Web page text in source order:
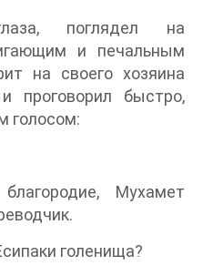
поглядел на
и печальным
на своего хозяина
проговорил быстро,
голосом:
Мухамет
голенища?